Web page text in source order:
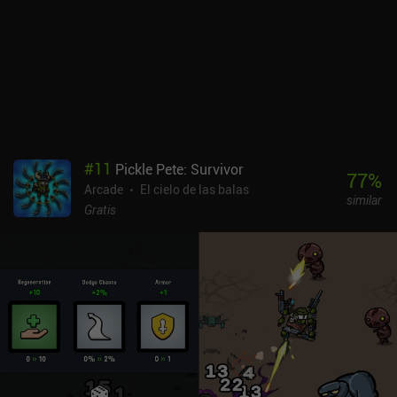
y biomasa adicional. Si buscas un shmup de lujo para largas
sesiones de juego, Flying Tank es una recomendación fácil. Y con 8
misiones para jugar antes de comprometerse, no hay razón para
#11 Pickle Pete: Survivor
Arcade
El cielo de las balas
Gratis
77%
similar